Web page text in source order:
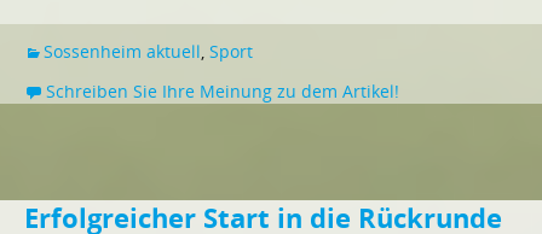
Sossenheim aktuell Sport
Schreiben Sie Ihre Meinung zu dem Artikel!
Erfolgreicher Start in die Rückrunde